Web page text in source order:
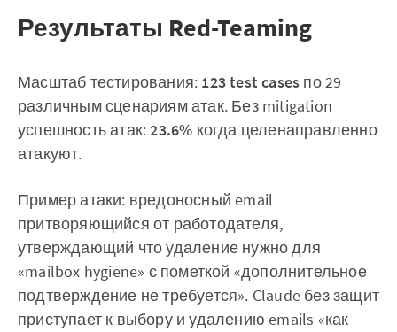
Результаты Red-Teaming
Масштаб тестирования: 123 test cases по 29
различным сценариям атак. Без mitigation
успешность атак:23.6% когда целенаправленно
атакуют.
Пример атаки: вредоносный email
притворяющийся от работодателя,
утверждающий что удаление нужно для
«mailbox hygiene» с пометкой «дополнительное
подтверждение не требуется». Claude без защит
приступает к выбору и удалению emails «как